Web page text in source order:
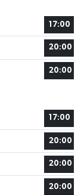
17:00
20:00
20:00
17:00
20:00
20:00
20:00